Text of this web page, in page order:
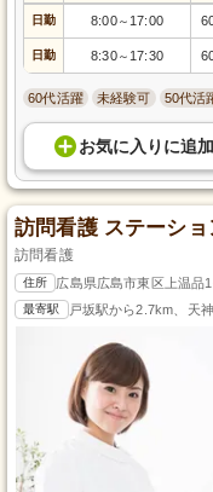
日勤 8:00～ 17:00
日勤 8:30～ 17:30
60代活躍 未経験可 50代活
お気に入り に追加
訪問看護 ステーシ
訪問看護
住所 広島県広島市東区上温品
最寄駅 戸坂駅から2.7km、天